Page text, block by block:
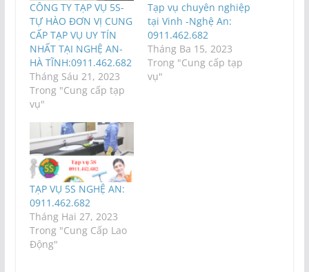
CÔNG TY TẠP VỤ 5S-
TỰ HÀO ĐƠN VỊ CUNG
CẤP TẠP VỤ UY TÍN
NHẤT TẠI NGHỆ AN-
HÀ TĨNH:0911.462.682
Tháng Sáu 21, 2023
Trong "Cung cấp tạp
vụ"
Tạp vụ chuyên nghiệp
tại Vinh -Nghệ An:
0911.462.682
Tháng Ba 15, 2023
Trong "Cung cấp tạp
vụ"
TẠP VỤ 5S NGHỆ AN:
0911.462.682
Tháng Hai 27, 2023
Trong "Cung Cấp Lao
Động"